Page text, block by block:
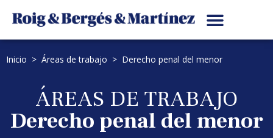
Inicio > Áreas de trabajo > Derecho penal del menor
ÁREAS DE TRABAJO
Derecho penal del menor